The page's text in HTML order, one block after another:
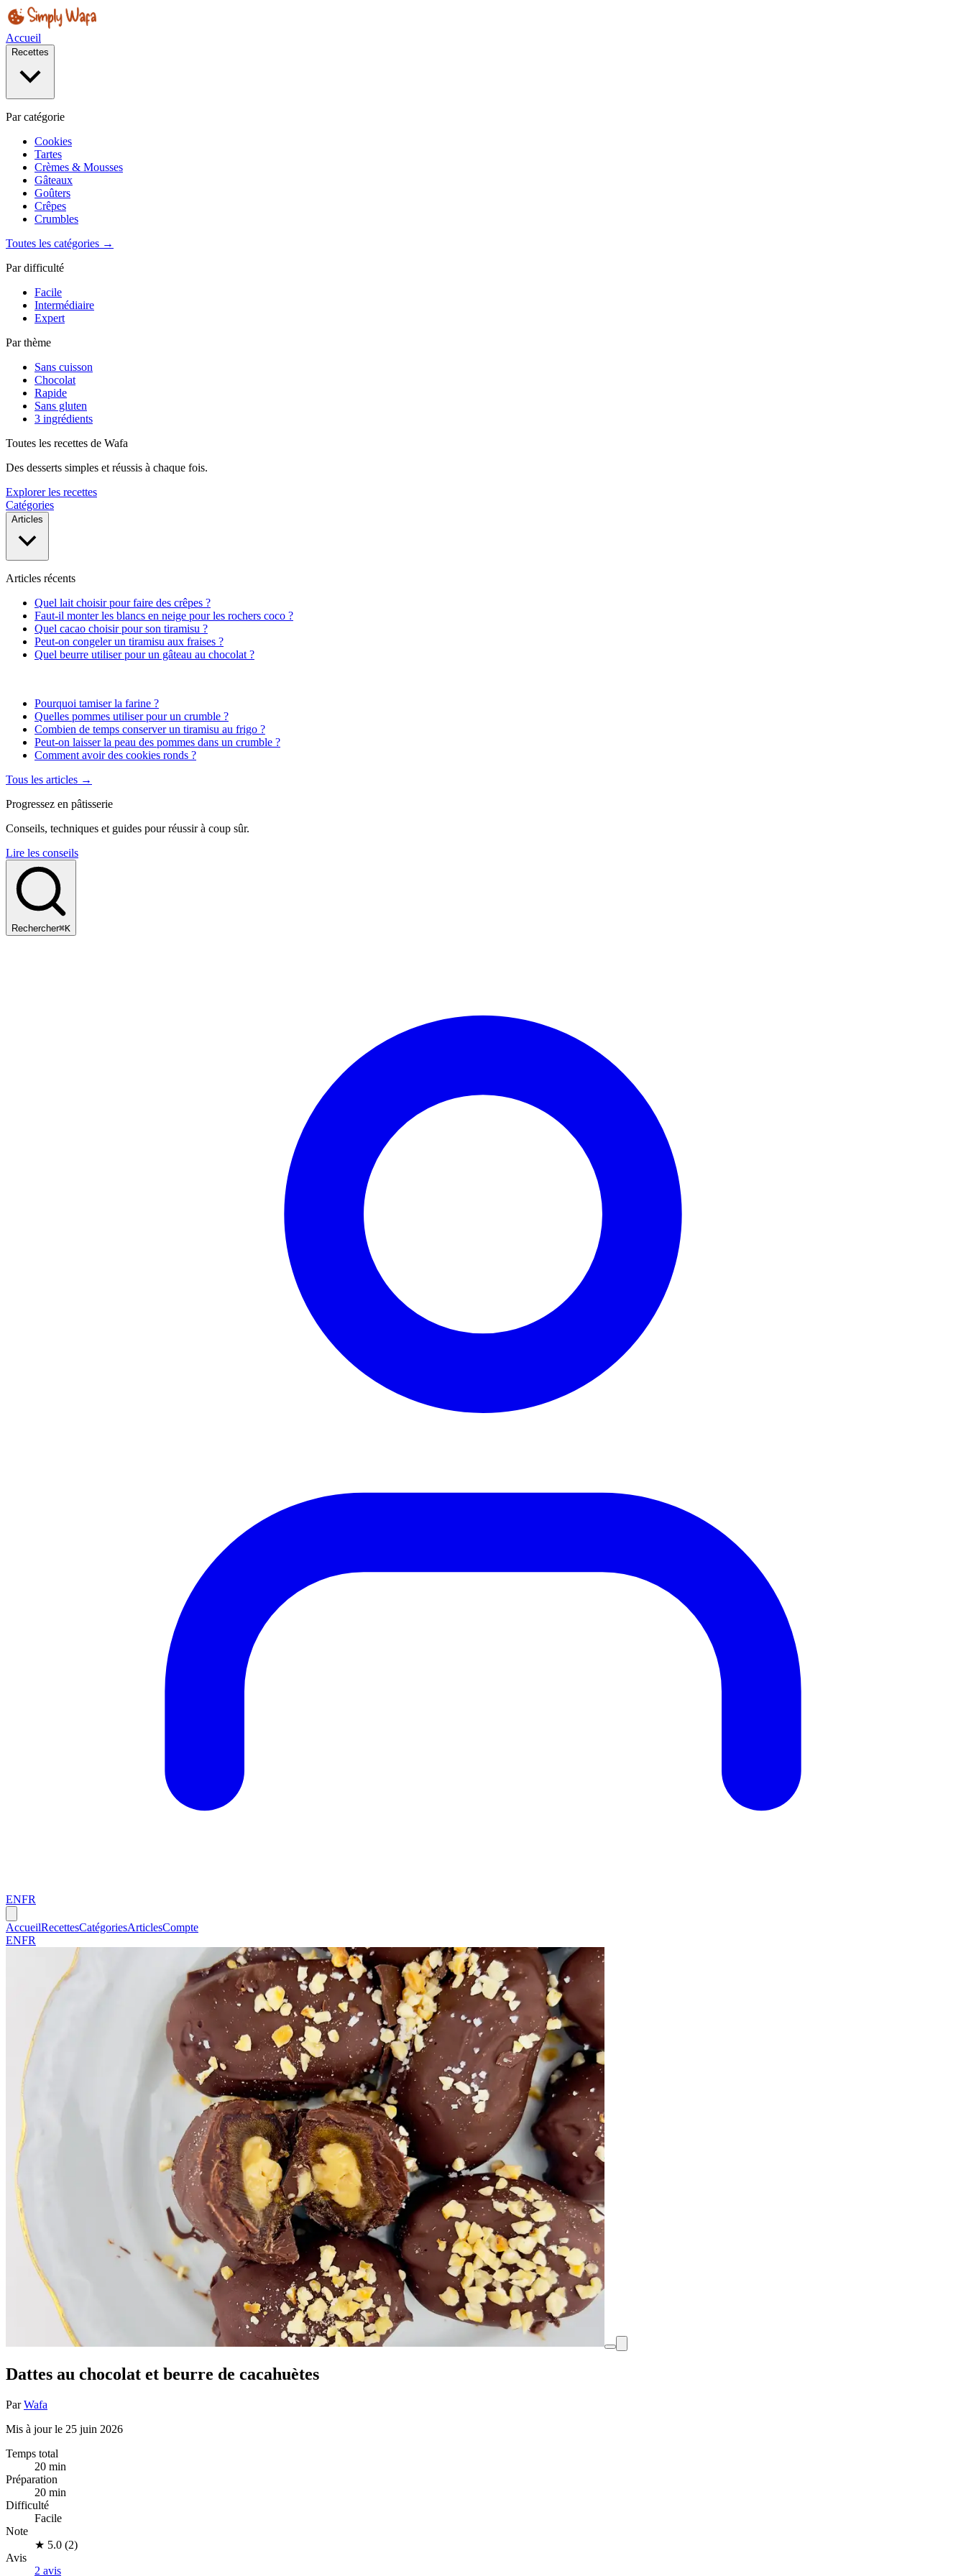
Accueil
Recettes
Par catégorie
Cookies
Tartes
Crèmes & Mousses
Gâteaux
Goûters
Crêpes
Crumbles
Toutes les catégories →
Par difficulté
Facile
Intermédiaire
Expert
Par thème
Sans cuisson
Chocolat
Rapide
Sans gluten
3 ingrédients
Toutes les recettes de Wafa
Des desserts simples et réussis à chaque fois.
Explorer les recettes
Catégories
Articles
Articles récents
Quel lait choisir pour faire des crêpes ?
Faut-il monter les blancs en neige pour les rochers coco ?
Quel cacao choisir pour son tiramisu ?
Peut-on congeler un tiramisu aux fraises ?
Quel beurre utiliser pour un gâteau au chocolat ?
Pourquoi tamiser la farine ?
Quelles pommes utiliser pour un crumble ?
Combien de temps conserver un tiramisu au frigo ?
Peut-on laisser la peau des pommes dans un crumble ?
Comment avoir des cookies ronds ?
Tous les articles →
Progressez en pâtisserie
Conseils, techniques et guides pour réussir à coup sûr.
Lire les conseils
Rechercher⌘K
ENFR
AccueilRecettesCatégoriesArticlesCompte
ENFR
Dattes au chocolat et beurre de cacahuètes
ParWafa
Mis à jour le 25 juin 2026
Temps total
20 min
Préparation
20 min
Difficulté
Facile
Note
★ 5.0 (2)
Avis
2 avis